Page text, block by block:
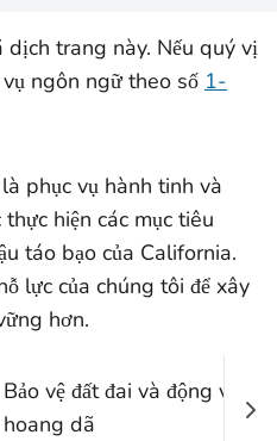
dịch trang này. Nếu quý vị
ngôn ngữ theo số 1-
phục vụ hành tinh và
hiện các mục tiêu
táo bạo của California.
lực của chúng tôi để xây
hơn.
Bảo vệ đất đai và động vật
hoang dã